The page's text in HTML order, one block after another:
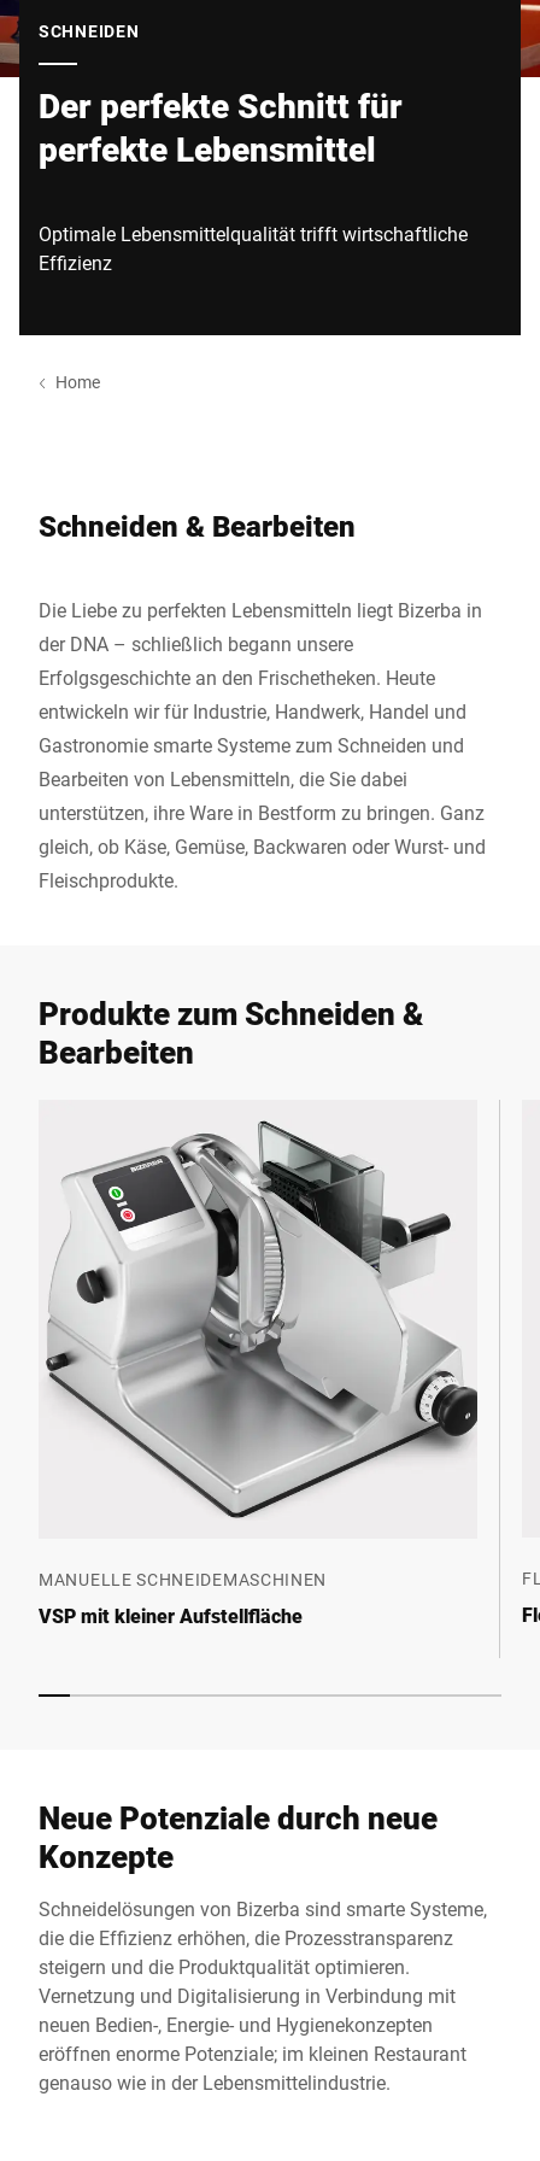
SCHNEIDEN
Der perfekte Schnitt für
perfekte Lebensmittel
Optimale Lebensmittelqualität trifft wirtschaftliche
Effizienz
Home
Schneiden & Bearbeiten
Die Liebe zu perfekten Lebensmitteln liegt Bizerba in
der DNA – schließlich begann unsere
Erfolgsgeschichte an den Frischetheken. Heute
entwickeln wir für Industrie, Handwerk, Handel und
Gastronomie smarte Systeme zum Schneiden und
Bearbeiten von Lebensmitteln, die Sie dabei
unterstützen, ihre Ware in Bestform zu bringen. Ganz
gleich, ob Käse, Gemüse, Backwaren oder Wurst- und
Fleischprodukte.
Produkte zum Schneiden &
Bearbeiten
MANUELLE SCHNEIDEMASCHINEN
VSP mit kleiner Aufstellfläche
Neue Potenziale durch neue
Konzepte
Schneidelösungen von Bizerba sind smarte Systeme,
die die Effizienz erhöhen, die Prozesstransparenz
steigern und die Produktqualität optimieren.
Vernetzung und Digitalisierung in Verbindung mit
neuen Bedien-, Energie- und Hygienekonzepten
eröffnen enorme Potenziale; im kleinen Restaurant
genauso wie in der Lebensmittelindustrie.